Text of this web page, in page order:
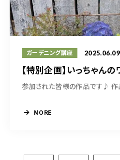
ガーデニング講座 2025.06.09
【特別企画】いっちゃん
参加された皆様の作品です♪
MORE